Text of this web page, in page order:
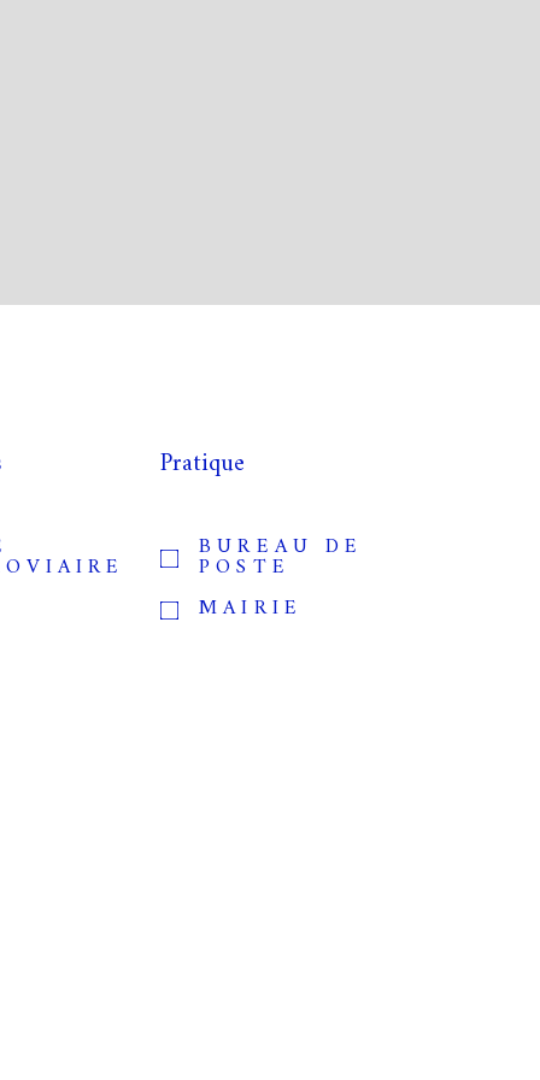
Pratique
BUREAU DE
POSTE
MAIRIE